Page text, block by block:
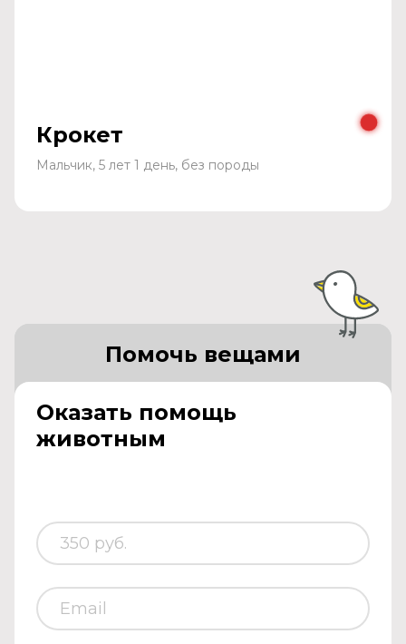
Крокет
Мальчик, 5 лет 1 день, без породы
Оказать помощь
животным
Помочь вещами